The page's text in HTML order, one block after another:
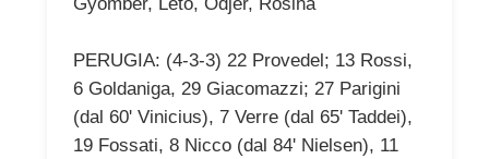
PERUGIA: (4-3-3) 22 Provedel; 13 Rossi,
6 Goldaniga, 29 Giacomazzi; 27 Parigini
(dal 60' Vinicius), 7 Verre (dal 65' Taddei),
19 Fossati, 8 Nicco (dal 84' Nielsen), 11